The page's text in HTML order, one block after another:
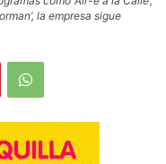
la empresa sigue